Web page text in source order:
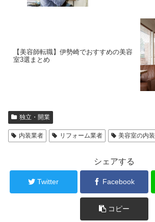
【美容師転職】伊勢崎でおすすめの美容
室3選まとめ
独立・開業
内装業者 リフォーム業者 美容室の内装
シェアする
Twitter Facebook
コピー